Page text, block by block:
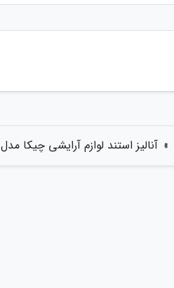
» آنالیز استند لوازم آرایشی چیکا مدل 360؛ طراحی لوکس و نسبتا مقاوم